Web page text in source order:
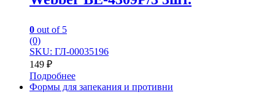
0 out of 5
(0)
SKU: ГЛ-00035196
149 ₽
Подробнее
Формы для запекания и противни